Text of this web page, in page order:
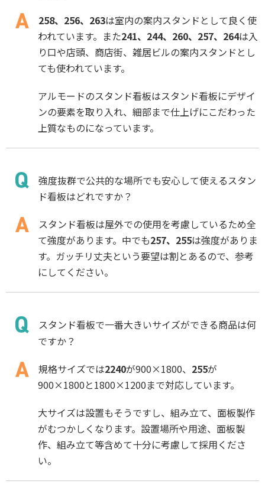
258、256、263は室内の案内スタンドとして良く使
われています。また241、244、260、257、264は入
り口や店頭、商店街、雑居ビルの案内スタンドとし
ても使われています。
アルモードのスタンド看板はスタンド看板にデザイ
ンの要素を取り入れ、細部まで仕上げにこだわった
上質なものになっています。
強度抜群で公共的な場所でも安心して使えるスタン
ド看板はどれですか？
スタンド看板は屋外での使用を考慮しているため全
て強度があります。中でも257、255は強度がありま
す。ガッチリ丈夫という要望は割とあるので、参考
にしてください。
スタンド看板で一番大きいサイズができる商品は何
ですか？
規格サイズでは2240が900×1800、 255が
900×1800と1800×1200まで対応しています。
大サイズは設置もそうですし、組み立て、面板製作
がむつかしくなります。設置場所や用途、面板製
作、組み立て等含めて十分に考慮して採用くださ
い。